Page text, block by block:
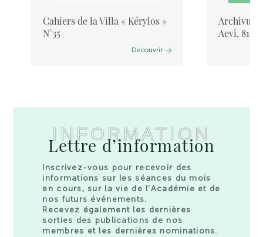
Cahiers de la Villa « Kérylos »
N°35
Découvrir
Aevi, 81,
INFORMATION
Lettre d’information
Inscrivez-vous pour recevoir des
informations sur les séances du mois
en cours, sur la vie de l’Académie et de
nos futurs événements.
Recevez également les dernières
sorties des publications de nos
membres et les dernières nominations.